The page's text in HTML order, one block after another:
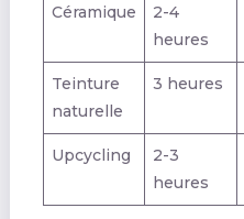
Céramique
2-4
heures
Teinture
naturelle
3 heures
Upcycling
2-3
heures